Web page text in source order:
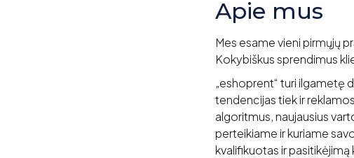
Apie mus
Mes esame vieni pirmųjų
Kokybiškus sprendimus
„eshoprent“ turi ilgametę
tendencijas tiek ir
algoritmus, naujausius
perteikiame ir kuriame
kvalifikuotas ir pasitikėjimą